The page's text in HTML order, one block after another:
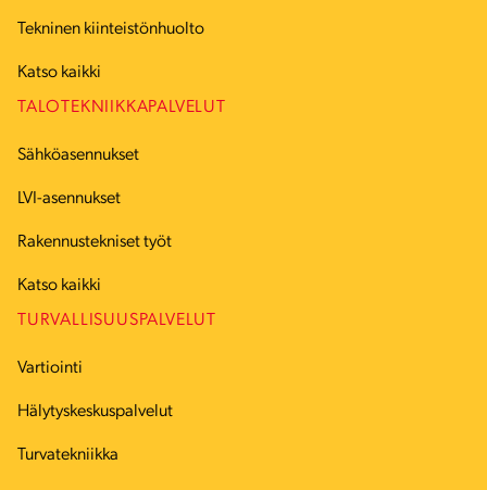
Tekninen kiinteistönhuolto
Katso kaikki
TALOTEKNIIKKAPALVELUT
Sähköasennukset
LVI-asennukset
Rakennustekniset työt
Katso kaikki
TURVALLISUUSPALVELUT
Vartiointi
Hälytyskeskuspalvelut
Turvatekniikka